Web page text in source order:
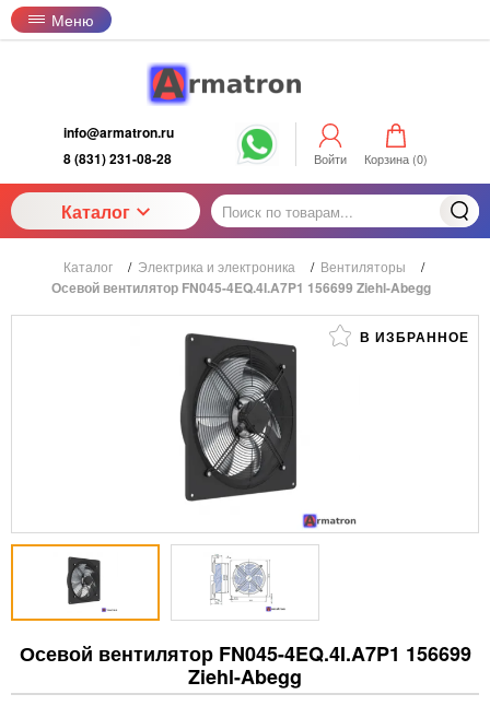
Меню
info@armatron.ru
8 (831) 231-08-28
Войти Корзина (0)
Каталог
Каталог / Электрика и электроника / Вентиляторы /
Осевой вентилятор FN045-4EQ.4I.A7P1 156699 Ziehl-Abegg
В ИЗБРАННОЕ
Осевой вентилятор FN045-4EQ.4I.A7P1 156699
Ziehl-Abegg